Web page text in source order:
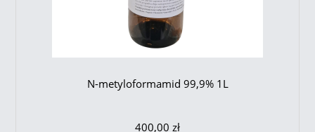
N-metyloformamid 99,9% 1L
400,00 zł